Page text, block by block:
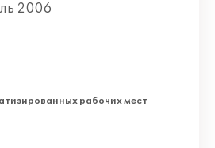
2006
рабочих мест